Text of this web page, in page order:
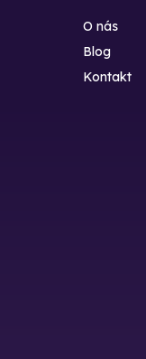
O nás
Blog
Kontakt